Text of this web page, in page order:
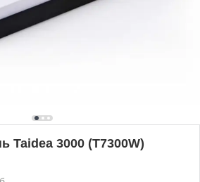
Taidea 3000 (T7300W)